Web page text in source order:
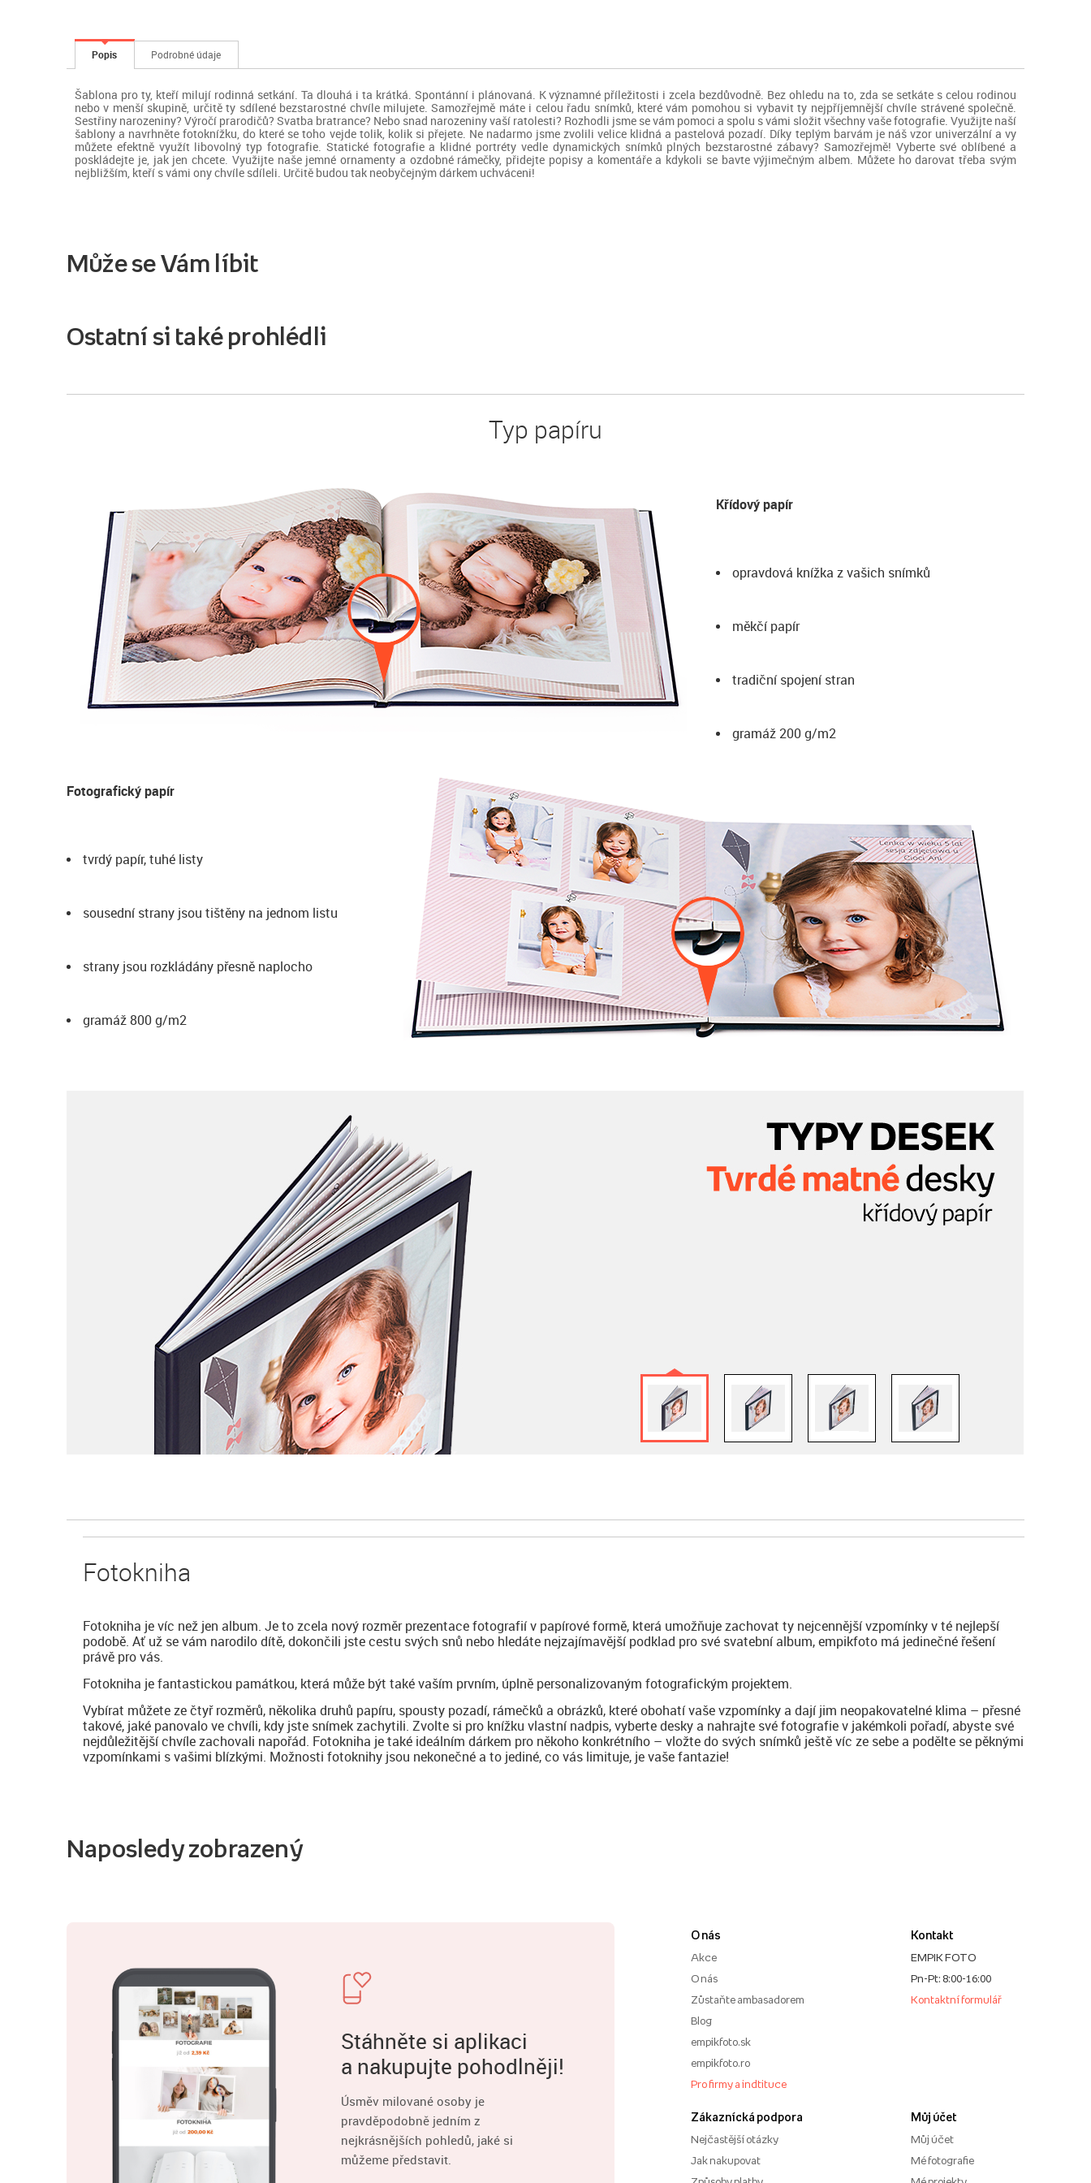
Popis Podrobné údaje
Šablona pro ty, kteří milují rodinná setkání. Ta dlouhá i ta krátká. Spontánní i plánovaná. K významné příležitosti i zcela bezdůvodně. Bez ohledu na to, zda se setkáte s celou rodinou
nebo v menší skupině, určitě ty sdílené bezstarostné chvíle milujete. Samozřejmě máte i celou řadu snímků, které vám pomohou si vybavit ty nejpříjemnější chvíle strávené společně.
Sestřiny narozeniny? Výročí prarodičů? Svatba bratrance? Nebo snad narozeniny vaší ratolesti? Rozhodli jsme se vám pomoci a spolu s vámi složit všechny vaše fotografie. Využijte naší
šablony a navrhněte fotoknížku, do které se toho vejde tolik, kolik si přejete. Ne nadarmo jsme zvolili velice klidná a pastelová pozadí. Díky teplým barvám je náš vzor univerzální a vy
můžete efektně využít libovolný typ fotografie. Statické fotografie a klidné portréty vedle dynamických snímků plných bezstarostné zábavy? Samozřejmě! Vyberte své oblíbené a
poskládejte je, jak jen chcete. Využijte naše jemné ornamenty a ozdobné rámečky, přidejte popisy a komentáře a kdykoli se bavte výjimečným albem. Můžete ho darovat třeba svým
nejbližším, kteří s vámi ony chvíle sdíleli. Určitě budou tak neobyčejným dárkem uchváceni!
Může se Vám líbit
Ostatní si také prohlédli
Typ papíru
Křídový papír
opravdová knížka z vašich snímků
měkčí papír
tradiční spojení stran
gramáž 200 g/m2
Fotografický papír
tvrdý papír, tuhé listy
sousední strany jsou tištěny na jednom listu
strany jsou rozkládány přesně naplocho
gramáž 800 g/m2
Fotokniha
Fotokniha je víc než jen album. Je to zcela nový rozměr prezentace fotografií v papírové formě, která umožňuje zachovat ty nejcennější vzpomínky v té nejlepší
podobě. Ať už se vám narodilo dítě, dokončili jste cestu svých snů nebo hledáte nejzajímavější podklad pro své svatební album, empikfoto má jedinečné řešení
právě pro vás.
Fotokniha je fantastickou památkou, která může být také vaším prvním, úplně personalizovaným fotografickým projektem.
Vybírat můžete ze čtyř rozměrů, několika druhů papíru, spousty pozadí, rámečků a obrázků, které obohatí vaše vzpomínky a dají jim neopakovatelné klima – přesné
takové, jaké panovalo ve chvíli, kdy jste snímek zachytili. Zvolte si pro knížku vlastní nadpis, vyberte desky a nahrajte své fotografie v jakémkoli pořadí, abyste své
nejdůležitější chvíle zachovali napořád. Fotokniha je také ideálním dárkem pro někoho konkrétního – vložte do svých snímků ještě víc ze sebe a podělte se pěknými
vzpomínkami s vašimi blízkými. Možnosti fotoknihy jsou nekonečné a to jediné, co vás limituje, je vaše fantazie!
Naposledy zobrazený
Stáhněte si aplikaci
a nakupujte pohodlněji!
Úsměv milované osoby je
pravděpodobně jedním z
nejkrásnějších pohledů, jaké si
můžeme představit.
O nás
Akce
O nás
Zůstaňte ambasadorem
Blog
empikfoto.sk
empikfoto.ro
Pro firmy a indtituce
Zákaznícká podpora
Nejčastější otázky
Jak nakupovat
Kontakt
EMPIK FOTO
Pn-Pt: 8:00-16:00
Kontaktní formulář
Můj účet
Můj účet
Mé fotografie